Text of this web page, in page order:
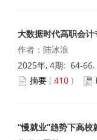
大数据时代高职会
作者：陆冰浪
2025年, 4期: 64-66.
摘要 ( 410 )
“慢就业”趋势下高